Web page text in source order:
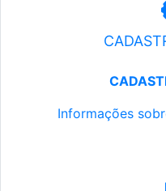
Informações